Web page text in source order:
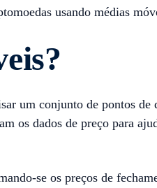
usando médias
um conjunto de pontos
os dados de preço para
se os preços de